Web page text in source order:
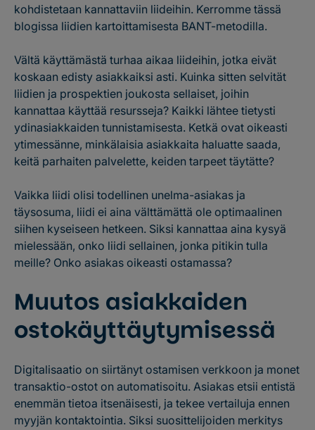
kohdistetaan kannattaviin liideihin. Kerromme tässä
blogissa liidien kartoittamisesta BANT-metodilla.
Vältä käyttämästä turhaa aikaa liideihin, jotka eivät
koskaan edisty asiakkaiksi asti. Kuinka sitten selvität
liidien ja prospektien joukosta sellaiset, joihin
kannattaa käyttää resursseja? Kaikki lähtee tietysti
ydinasiakkaiden tunnistamisesta. Ketkä ovat oikeasti
ytimessänne, minkälaisia asiakkaita haluatte saada,
keitä parhaiten palvelette, keiden tarpeet täytätte?
Vaikka liidi olisi todellinen unelma-asiakas ja
täysosuma, liidi ei aina välttämättä ole optimaalinen
siihen kyseiseen hetkeen. Siksi kannattaa aina kysyä
mielessään, onko liidi sellainen, jonka pitikin tulla
meille? Onko asiakas oikeasti ostamassa?
Muutos asiakkaiden
ostokäyttäytymisessä
Digitalisaatio on siirtänyt ostamisen verkkoon ja monet
transaktio-ostot on automatisoitu. Asiakas etsii entistä
enemmän tietoa itsenäisesti, ja tekee vertailuja ennen
myyjän kontaktointia. Siksi suosittelijoiden merkitys